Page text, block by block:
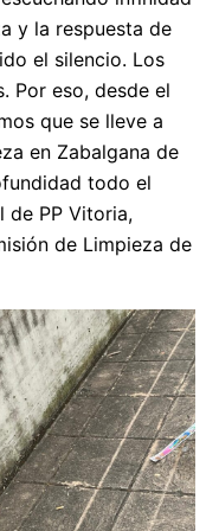
y la respuesta de
el silencio. Los
Por eso, desde el
que se lleve a
en Zabalgana de
todo el
de PP Vitoria,
de Limpieza de